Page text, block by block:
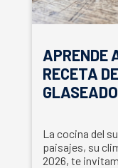
APRENDE
RECETA
GLASEADO
La cocina del
paisajes, su
2026, te